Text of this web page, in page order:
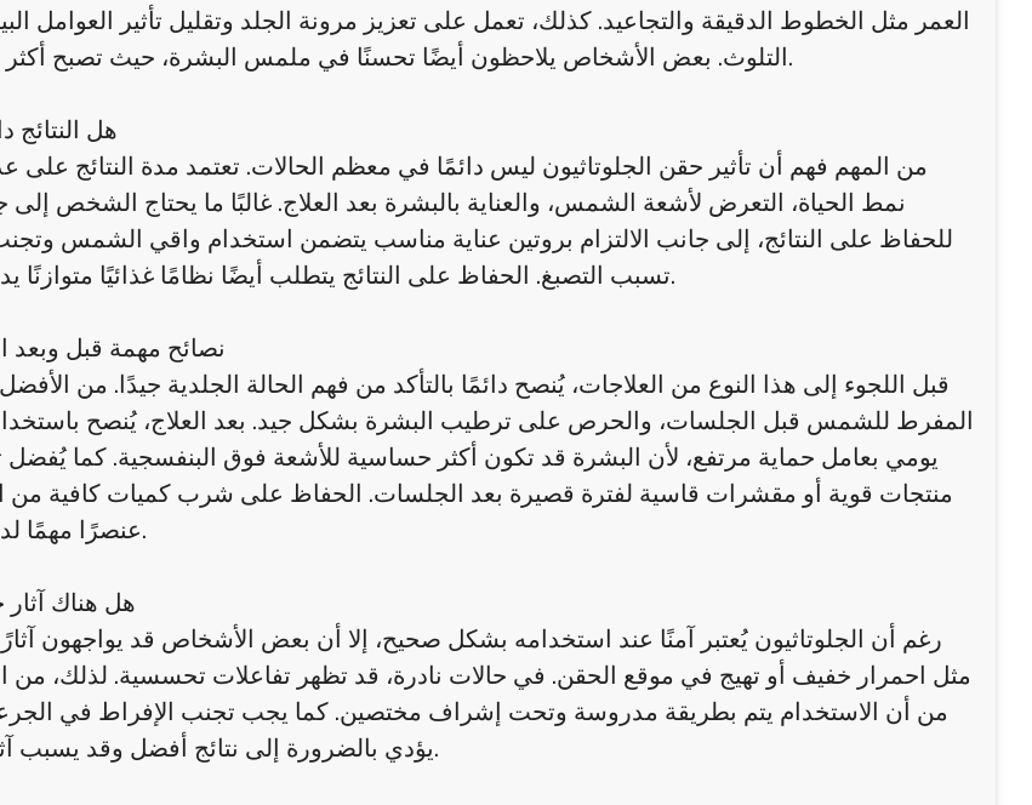
العمر مثل الخطوط الدقيقة والتجاعيد. كذلك، تعمل على تعزيز مرونة الجلد وتقليل تأثير العوامل
التلوث. بعض الأشخاص يلاحظون أيضًا تحسنًا في ملمس البشرة، حيث تصبح أكثر نعومة وإشراقًا.
هل النتائج
من المهم فهم أن تأثير حقن الجلوتاثيون ليس دائمًا في معظم الحالات. تعتمد مدة النتائج على
نمط الحياة، التعرض لأشعة الشمس، والعناية بالبشرة بعد العلاج. غالبًا ما يحتاج الشخص
للحفاظ على النتائج، إلى جانب الالتزام بروتين عناية مناسب يتضمن استخدام واقي الشمس
تسبب التصبغ. الحفاظ على النتائج يتطلب أيضًا نظامًا غذائيًا متوازنًا يدعم صحة الجلد.
نصائح مهمة قبل وبعد
قبل اللجوء إلى هذا النوع من العلاجات، يُنصح دائمًا بالتأكد من فهم الحالة الجلدية جيدًا. من
المفرط للشمس قبل الجلسات، والحرص على ترطيب البشرة بشكل جيد. بعد العلاج، يُنصح
يومي بعامل حماية مرتفع، لأن البشرة قد تكون أكثر حساسية للأشعة فوق البنفسجية. كما
منتجات قوية أو مقشرات قاسية لفترة قصيرة بعد الجلسات. الحفاظ على شرب كميات كافية من
عنصرًا مهمًا لدعم نتائج العلاج.
هل هناك آثار
رغم أن الجلوتاثيون يُعتبر آمنًا عند استخدامه بشكل صحيح، إلا أن بعض الأشخاص قد يواجهون
مثل احمرار خفيف أو تهيج في موقع الحقن. في حالات نادرة، قد تظهر تفاعلات تحسسية. لذلك، من
من أن الاستخدام يتم بطريقة مدروسة وتحت إشراف مختصين. كما يجب تجنب الإفراط في
يؤدي بالضرورة إلى نتائج أفضل وقد يسبب آثارًا غير مرغوبة.